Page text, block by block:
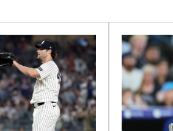
擬編列8.9兆日圓 17:30
合格 新北：已下架 17:27
樹被吹斷 17:27